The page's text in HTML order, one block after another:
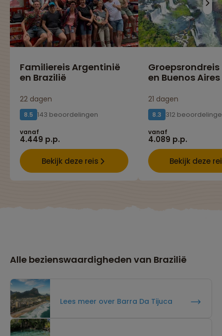
Familiereis Argentinië
en Brazilië
22 dagen
8.5 143 beoordelingen
vanaf
4.449 p.p.
Bekijk deze reis
Groepsrondreis
en Buenos Aires
21 dagen
8.3 312
vanaf
4.089 p.p.
Bekijk deze
Alle bezienswaardigheden van Brazilië
Lees meer over Barra Da Tijuca